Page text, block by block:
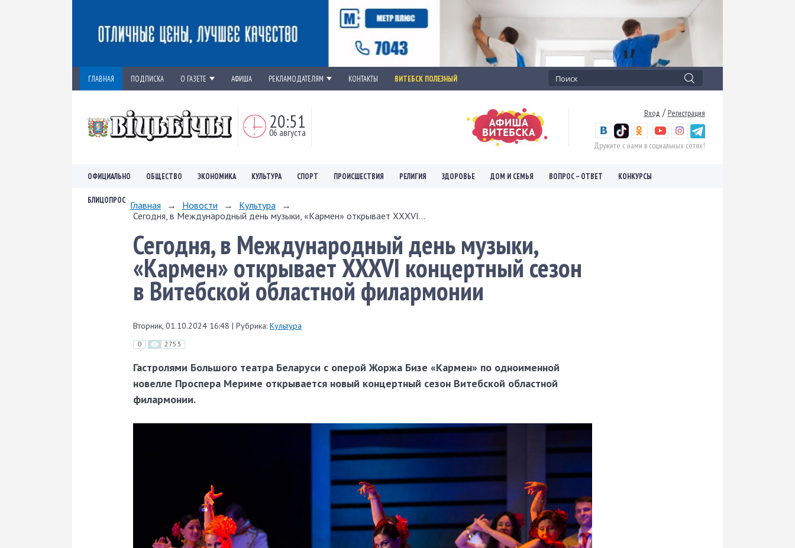
ГЛАВНАЯ ПОДПИСКА О ГАЗЕТЕ АФИША РЕКЛАМОДАТЕЛЯМ КОНТАКТЫ ВИТЕБСК ПОЛЕЗНЫЙ
20:51
06 августа
Вход / Регистрация
Дружите с нами в социальных сетях!
ОФИЦИАЛЬНО ОБЩЕСТВО ЭКОНОМИКА КУЛЬТУРА СПОРТ ПРОИСШЕСТВИЯ РЕЛИГИЯ ЗДОРОВЬЕ ДОМ И СЕМЬЯ ВОПРОС – ОТВЕТ КОНКУРСЫ
БЛИЦОПРОС Главная → Новости → Культура
→
Сегодня, в Международный день музыки, «Кармен» открывает XXXVI...
Сегодня, в Международный день музыки,
«Кармен» открывает XXXVI концертный сезон
в Витебской областной филармонии
Вторник, 01.10.2024 16:48 | Рубрика: Культура
0 2753
Гастролями Большого театра Беларуси с оперой Жоржа Бизе «Кармен» по одноименной
новелле Проспера Мериме открывается новый концертный сезон Витебской областной
филармонии.